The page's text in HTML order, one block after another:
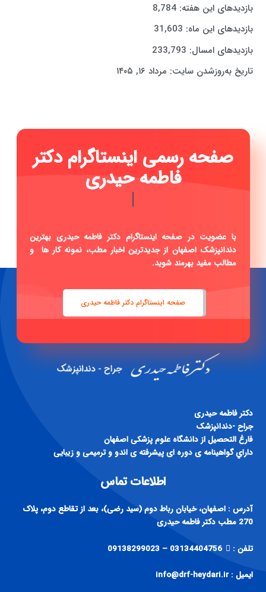
بازدیدهای این هفته:8,784
بازدیدهای این ماه: 31,603
بازدیدهای امسال: 233,793
تاریخ به‌روزشدن سایت: مرداد ۱۶, ۱۴۰۵
صفحه رسمی اینستاگرام دکتر
فاطمه حیدری ...
|
با عضویت در صفحه اینستاگرام دکتر فاطمه حیدری بهترین
دندانپزشک اصفهان از جدیدترین اخبار مطب، نمونه کار ها و
مطالب مفید بهرمند شوید.
صفحه اینستاگرام دکتر فاطمه حیدری
دكتر فاطمه حيدری
جراح -دندانپزشک
فارغ التحصيل از دانشگاه علوم پزشكی اصفهان
داراي گواهينامه ی دوره ای پيشرفته ی اندو و ترميمی و زيبايی
اطلاعات تماس
آدرس : اصفهان، خیابان رباط دوم (سید رضی)، بعد از تقاطع دوم، پلاک
270 مطب دکتر فاطمه حیدری
تلفن : 03134404756 – 09138299023
ایمیل : info@drf-heydari.ir